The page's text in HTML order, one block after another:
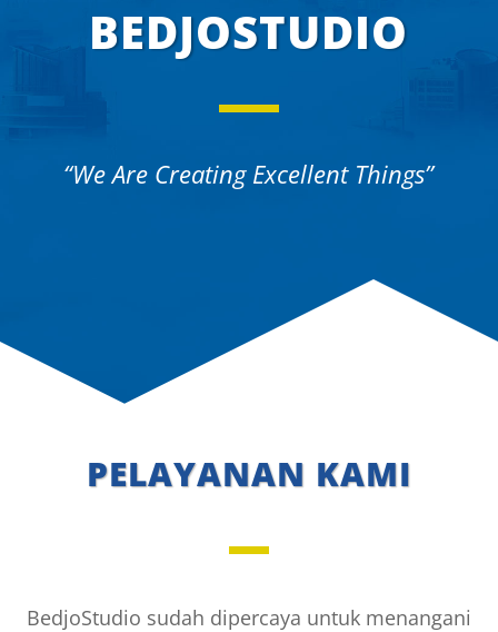
BEDJOSTUDIO
“We Are Creating Excellent Things”
PELAYANAN KAMI
BedjoStudio sudah dipercaya untuk menangani